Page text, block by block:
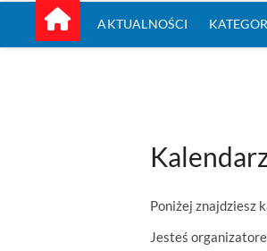
AKTUALNOŚCI
Poniżej znajdziesz
Jesteś